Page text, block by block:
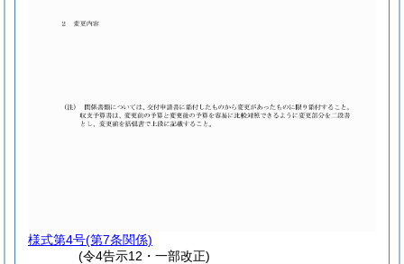
様式第4号(第7条関係)
(令4告示12・一部改正)